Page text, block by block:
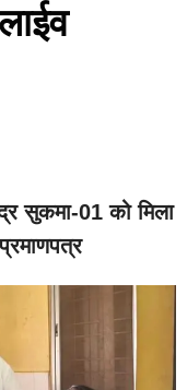
सुकमा-01 को मिला